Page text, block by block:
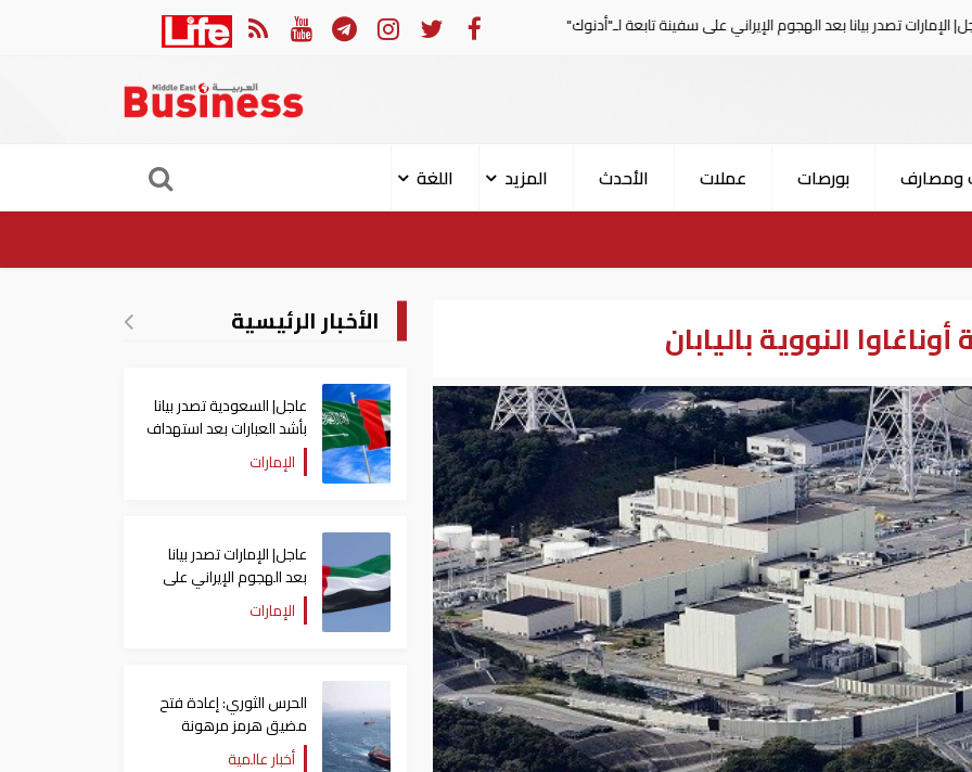
بعد الهجوم الإيراني على سفينة تابعة لـ"أدنوك" الحرس الثوري: إعادة فتح مضيق هرمز مرهونة بقبول واشنطن الكامل لشروط طهران
ومصارف بورصات عملات الأحدث المزيد
اللغة
النووية باليابان الأخبار الرئيسية
عاجل| السعودية تصدر بيانا
بأشد العبارات بعد استهداف
إيران لناقلة إماراتية
الإمارات
عاجل| الإمارات تصدر بيانا
بعد الهجوم الإيراني على
سفينة تابعة لـ"أدنوك"
الإمارات
الحرس الثوري: إعادة فتح
مضيق هرمز مرهونة
بقبول واشنطن الكامل
أخبار عالمية